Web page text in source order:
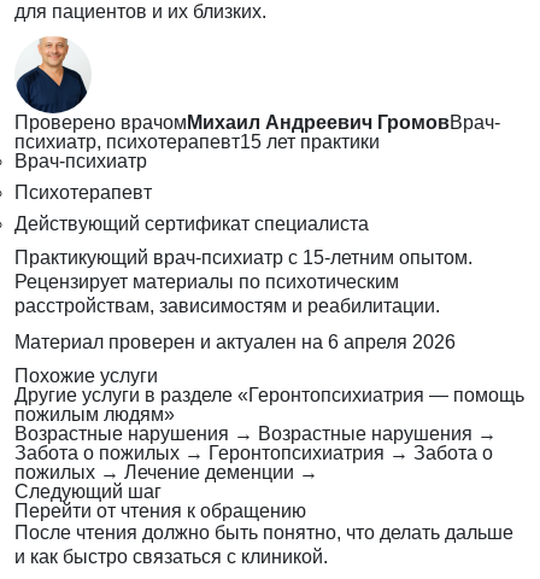
для пациентов и их близких.
Проверено врачом Михаил Андреевич ГромовВрач-
психиатр, психотерапевт15 лет практики
Врач-психиатр
Психотерапевт
Действующий сертификат специалиста
Практикующий врач-психиатр с 15-летним опытом.
Рецензирует материалы по психотическим
расстройствам, зависимостям и реабилитации.
Материал проверен и актуален на 6 апреля 2026
Похожие услуги
Другие услуги в разделе «Геронтопсихиатрия — помощь
пожилым людям»
Возрастные нарушения → Возрастные нарушения →
Забота о пожилых → Геронтопсихиатрия → Забота о
пожилых → Лечение деменции →
Следующий шаг
Перейти от чтения к обращению
После чтения должно быть понятно, что делать дальше
и как быстро связаться с клиникой.